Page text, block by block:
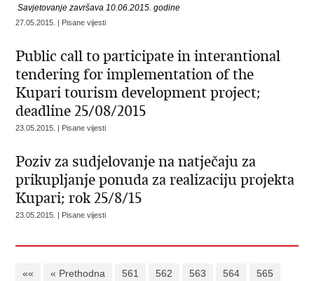
Savjetovanje završava 10.06.2015. godine
27.05.2015. | Pisane vijesti
​Public call to participate in interantional
tendering for implementation of the
Kupari tourism development project;
deadline 25/08/2015
23.05.2015. | Pisane vijesti
Poziv za sudjelovanje na natječaju za
prikupljanje ponuda za realizaciju projekta
Kupari; rok 25/8/15
23.05.2015. | Pisane vijesti
«« « Prethodna 561 562 563 564
565